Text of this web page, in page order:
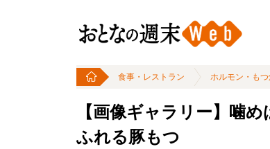
食事・レストラン ホルモン・もつ
【画像ギャラリー】噛
ふれる豚もつ